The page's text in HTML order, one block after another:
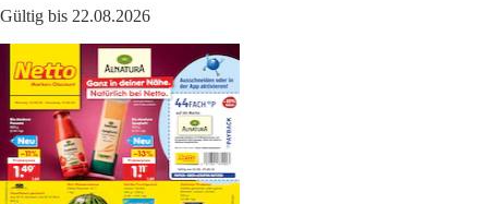
Gültig bis 22.08.2026